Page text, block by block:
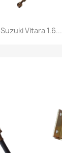
Suzuki Vitara 1.6...